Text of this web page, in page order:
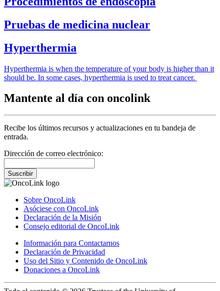
Pruebas de medicina nuclear
Hyperthermia
Hyperthermia is when the temperature of your body is higher than it
should be. In some cases, hyperthermia is used to treat cancer.
Mantente al día con oncolink
Recibe los últimos recursos y actualizaciones en tu bandeja de
entrada.
Dirección de correo electrónico:
Suscribir
Sobre OncoLink
Asóciese con OncoLink
Declaración de la Misión
Consejo editorial de OncoLink
Información para Contactarnos
Declaración de Privacidad
Uso del Sitio y Contenido de OncoLink
Donaciones a OncoLink